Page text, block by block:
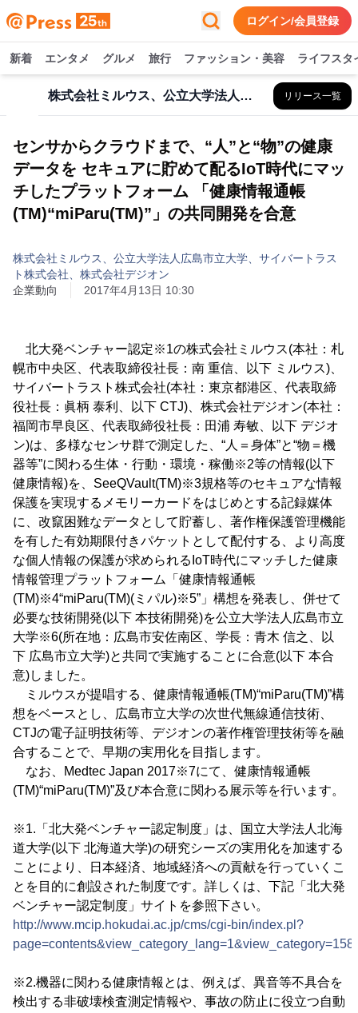
ログイン/会員登録
新着 エンタメ グルメ 旅行 ファッション・美容 ライフスタ
株式会社ミルウス、公立大学法人広島市立大学、サイバートラスト株式会社、株式会社デジオン リリース一覧
センサからクラウドまで、“人”と“物”の健康
データを セキュアに貯めて配るIoT時代にマッ
チしたプラットフォーム 「健康情報通帳
(TM)“miParu(TM)”」の共同開発を合意
株式会社ミルウス、公立大学法人広島市立大学、サイバートラス
ト株式会社、株式会社デジオン
企業動向
2017年4月13日 10:30
北大発ベンチャー認定※1の株式会社ミルウス(本社：札
幌市中央区、代表取締役社長：南 重信、以下 ミルウス)、
サイバートラスト株式会社(本社：東京都港区、代表取締
役社長：眞柄 泰利、以下 CTJ)、株式会社デジオン(本社：
福岡市早良区、代表取締役社長：田浦 寿敏、以下 デジオ
ン)は、多様なセンサ群で測定した、“人＝身体”と“物＝機
器等”に関わる生体・行動・環境・稼働※2等の情報(以下
健康情報)を、SeeQVault(TM)※3規格等のセキュアな情報
保護を実現するメモリーカードをはじめとする記録媒体
に、改竄困難なデータとして貯蓄し、著作権保護管理機能
を有した有効期限付きパケットとして配付する、より高度
な個人情報の保護が求められるIoT時代にマッチした健康
情報管理プラットフォーム「健康情報通帳
(TM)※4“miParu(TM)(ミパル)※5”」構想を発表し、併せて
必要な技術開発(以下 本技術開発)を公立大学法人広島市立
大学※6(所在地：広島市安佐南区、学長：青木 信之、以
下 広島市立大学)と共同で実施することに合意(以下 本合
意)しました。
ミルウスが提唱する、健康情報通帳(TM)“miParu(TM)”構
想をベースとし、広島市立大学の次世代無線通信技術、
CTJの電子証明技術等、デジオンの著作権管理技術等を融
合することで、早期の実用化を目指します。
なお、Medtec Japan 2017※7にて、健康情報通帳
(TM)“miParu(TM)”及び本合意に関わる展示等を行います。
※1.「北大発ベンチャー認定制度」は、国立大学法人北海
道大学(以下 北海道大学)の研究シーズの実用化を加速する
ことにより、日本経済、地域経済への貢献を行っていくこ
とを目的に創設された制度です。詳しくは、下記「北大発
ベンチャー認定制度」サイトを参照下さい。
http://www.mcip.hokudai.ac.jp/cms/cgi-bin/index.pl?
※2.機器に関わる健康情報とは、例えば、異音等不具合を
検出する非破壊検査測定情報や、事故の防止に役立つ自動